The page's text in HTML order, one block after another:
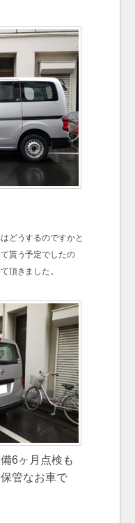
どうするのですかと
貰う予定でしたの
頂きました。
6ヶ月点検も
管なお車で